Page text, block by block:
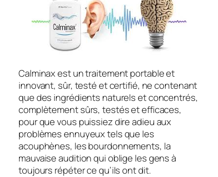
Calminax est un traitement portable et
innovant, sûr, testé et certifié, ne contenant
que des ingrédients naturels et concentrés,
complètement sûrs, testés et efficaces,
pour que vous puissiez dire adieu aux
problèmes ennuyeux tels que les
acouphènes, les bourdonnements, la
mauvaise audition qui oblige les gens à
toujours répéter ce qu’ils ont dit.